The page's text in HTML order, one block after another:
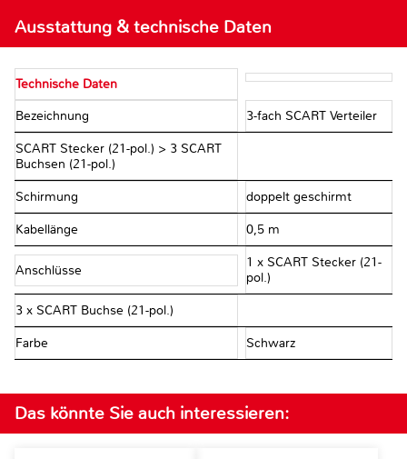
Ausstattung & technische Daten
Technische Daten
Bezeichnung 3-fach SCART Verteiler
SCART Stecker (21-pol.) > 3 SCART
Buchsen (21-pol.)
Schirmung doppelt geschirmt
Kabellänge 0,5 m
Anschlüsse
1 x SCART Stecker (21-
pol.)
3 x SCART Buchse (21-pol.)
Farbe Schwarz
Das könnte Sie auch interessieren: